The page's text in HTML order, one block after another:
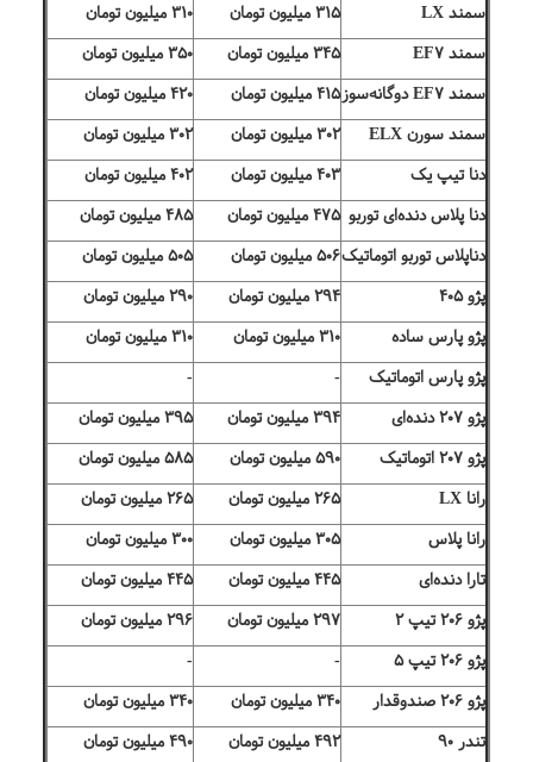
سمند LX
۳۱۵ میلیون تومان
۳۱۰ میلیون تومان
سمند EF۷
۳۴۵ میلیون تومان
۳۵۰ میلیون تومان
سمند EF۷ دوگانه‌سوز
۴۱۵ میلیون تومان
۴۲۰ میلیون تومان
سمند سورن ELX
۳۰۲ میلیون تومان
۳۰۲ میلیون تومان
دنا تیپ یک
۴۰۳ میلیون تومان
۴۰۲ میلیون تومان
دنا پلاس دنده‌ای توربو ۴۷۵ میلیون تومان
۴۸۵ میلیون تومان
دناپلاس توربو اتوماتیک۵۰۶ میلیون تومان
۵۰۵ میلیون تومان
پژو ۴۰۵
۲۹۴ میلیون تومان
۲۹۰ میلیون تومان
پژو پارس ساده
۳۱۰ میلیون تومان
۳۱۰ میلیون تومان
پژو پارس اتوماتیک
-
-
پژو ۲۰۷ دنده‌ای
۳۹۴ میلیون تومان
۳۹۵ میلیون تومان
پژو ۲۰۷ اتوماتیک
۵۹۰ میلیون تومان
۵۸۵ میلیون تومان
رانا LX
۲۶۵ میلیون تومان
۲۶۵ میلیون تومان
رانا پلاس
۳۰۵ میلیون تومان
۳۰۰ میلیون تومان
تارا دنده‌ای
۴۴۵ میلیون تومان
۴۴۵ میلیون تومان
پژو ۲۰۶ تیپ ۲
۲۹۷ میلیون تومان
۲۹۶ میلیون تومان
پژو ۲۰۶ تیپ ۵
-
-
پژو ۲۰۶ صندوقدار
۳۴۰ میلیون تومان
۳۴۰ میلیون تومان
تندر ۹۰
۴۹۲ میلیون تومان ۴۹۰ میلیون تومان